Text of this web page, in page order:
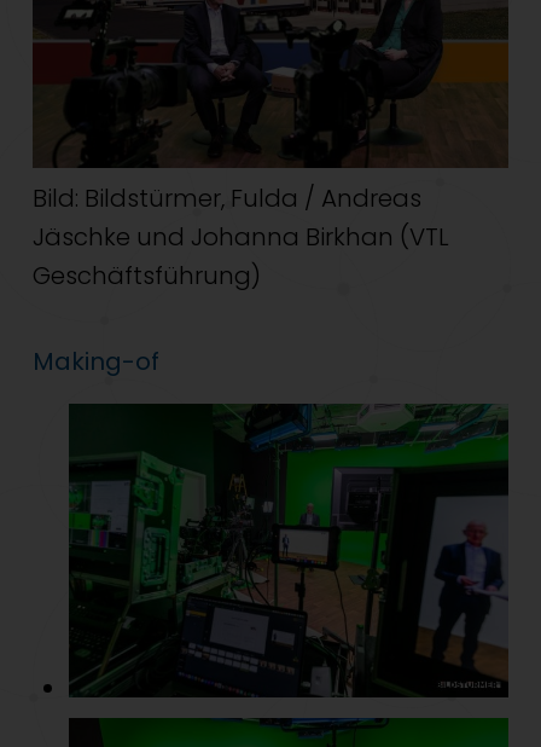
Bild: Bildstürmer, Fulda / Andreas
Jäschke und Johanna Birkhan (VTL
Geschäftsführung)
Making-of